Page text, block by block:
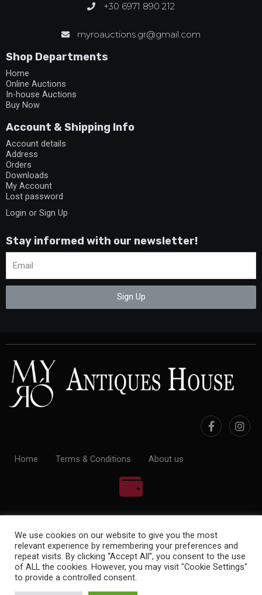
+30 6971 890 212
myroauctions.gr@gmail.com
Shop Departments
Home
Online Auctions
In-house Auctions
Buy Now
Account & Shipping Info
Account details
Address
Orders
Downloads
My Account
Lost password
Login or Sign Up
Stay informed with our newsletter!
Sign Up
Home Terms & Conditions About us
We use cookies on our website to give you the most
relevant experience by remembering your preferences and
repeat visits. By clicking “Accept All”, you consent to the use
of ALL the cookies. However, you may visit "Cookie Settings"
to provide a controlled consent.